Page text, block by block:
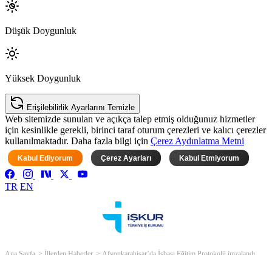
Düşük Doygunluk
Yüksek Doygunluk
Erişilebilirlik Ayarlarını Temizle
Web sitemizde sunulan ve açıkça talep etmiş olduğunuz hizmetler
için kesinlikle gerekli, birinci taraf oturum çerezleri ve kalıcı çerezler
kullanılmaktadır. Daha fazla bilgi için Çerez Aydınlatma Metni
Kabul Ediyorum Çerez Ayarları Kabul Etmiyorum
TR EN